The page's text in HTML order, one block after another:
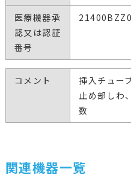
医療機器承
認又は認証
番号
コメント
挿入チュー
止め部しわ
数
関連機器一覧